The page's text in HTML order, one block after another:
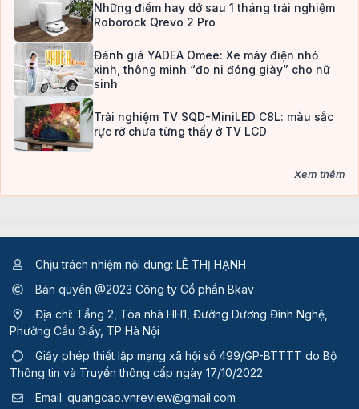
Những điểm hay dở sau 1 tháng trải nghiệm
Roborock Qrevo 2 Pro
Đánh giá YADEA Omee: Xe máy điện nhỏ
xinh, thông minh “đo ni đóng giày” cho nữ
sinh
Trải nghiệm TV SQD-MiniLED C8L: màu sắc
rực rỡ chưa từng thấy ở TV LCD
Xem thêm
Chịu trách nhiệm nội dung: LÊ THỊ HẠNH
Bản quyền @2023 Công ty Cổ phần Bkav
Địa chỉ: Tầng 2, Tòa nhà HH1, Đường Dương Đình Nghệ,
Phường Cầu Giấy, TP Hà Nội
Giấy phép thiết lập mạng xã hội số 499/GP-BTTTT do Bộ
Thông tin và Truyền thông cấp ngày 17/10/2022
Email: quangcao.vnreview@gmail.com